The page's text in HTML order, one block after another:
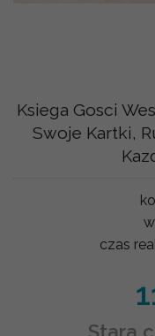
Ksiega Gosci
Swoje Kartki,
czas